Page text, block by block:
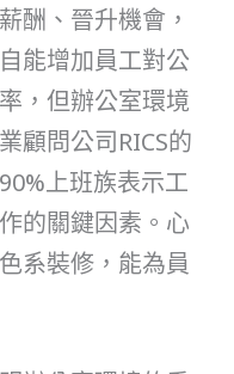
酬、晉升機會，
能增加員工對公
，但辦公室環境
顧問公司RICS的
上班族表示工
的關鍵因素。心
系裝修，能為員